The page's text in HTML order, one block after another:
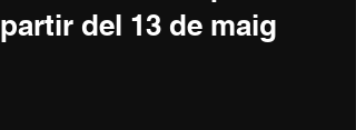
partir del 13 de maig